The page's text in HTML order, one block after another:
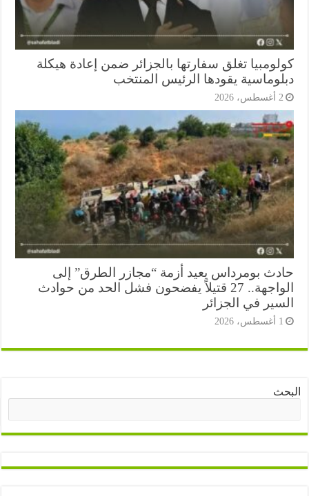
تغلق سفارتها بالجزائر ضمن إعادة هيكلة
يقودها الرئيس المنتخب
بومرداس يعيد أزمة “مجازر الطرق” إلى
الواجهة.. 27 قتيلاً يفضحون فشل الحد من حوادث
في الجزائر